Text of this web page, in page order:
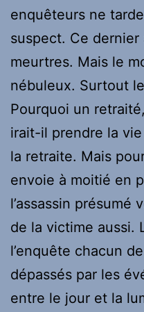
enquêteurs ne
suspect. Ce
meurtres. Mais le
nébuleux. Surtout
Pourquoi un
irait-il prendre la
la retraite. Mais
envoie à moitié en
l’assassin présumé
de la victime aussi.
l’enquête chacun
dépassés par les
entre le jour et la